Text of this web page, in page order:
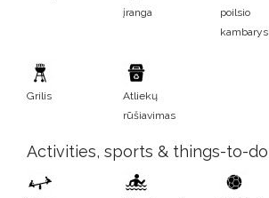
įranga
poilsio
kambarys
Grilis
Atliekų
rūšiavimas
Activities, sports & things-to-do